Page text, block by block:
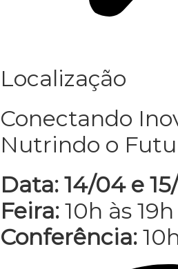
Localização
Conectando
Nutrindo o
Data: 14/04 e
Feira: 10h às 19h
Conferência: